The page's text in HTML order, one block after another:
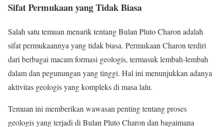
Sifat Permukaan yang Tidak Biasa
Salah satu temuan menarik tentang Bulan Pluto Charon adalah
sifat permukaannya yang tidak biasa. Permukaan Charon terdiri
dari berbagai macam formasi geologis, termasuk lembah-lembah
dalam dan pegunungan yang tinggi. Hal ini menunjukkan adanya
aktivitas geologis yang kompleks di masa lalu.
Temuan ini memberikan wawasan penting tentang proses
geologis yang terjadi di Bulan Pluto Charon dan bagaimana